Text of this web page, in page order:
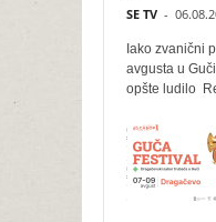
SE TV -
Iako zvanični
avgusta u
opšte ludilo